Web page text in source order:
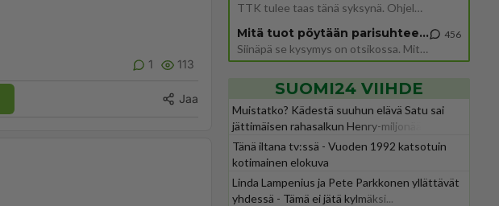
1 113
Jaa
TTK tulee taas tänä syksynä. Ohjelman uudet tähtioppilaat julkistetaan torstaina 6. elokuuta klo 14 alkavassa lehdistö
Mitä tuot pöytään parisuhteessa?
Siinäpä se kysymys on otsikossa. Mitäpä siis tuot/toisit pöytään parisuhteessa? Oletko mies vai nainen? Koetko sen mitä
456
SUOMI24 VIIHDE
Muistatko? Kädestä suuhun elävä Satu sai
jättimäisen rahasalkun Henry-miljonääriltä
Tänä iltana tv:ssä - Vuoden 1992 katsotuin
kotimainen elokuva
Linda Lampenius ja Pete Parkkonen yllättävät
yhdessä - Tämä ei jätä kylmäksi...